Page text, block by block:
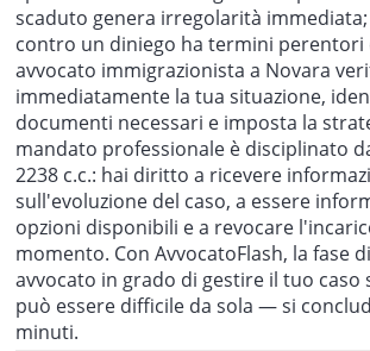
scaduto genera irregolarità
contro un diniego ha termini perentori
avvocato immigrazionista a Novara
immediatamente la tua situazione,
documenti necessari e imposta la
mandato professionale è disciplinato
2238 c.c.: hai diritto a ricevere
sull'evoluzione del caso, a essere
opzioni disponibili e a revocare
momento. Con AvvocatoFlash, la fase
avvocato in grado di gestire il tuo
può essere difficile da sola — si
minuti.